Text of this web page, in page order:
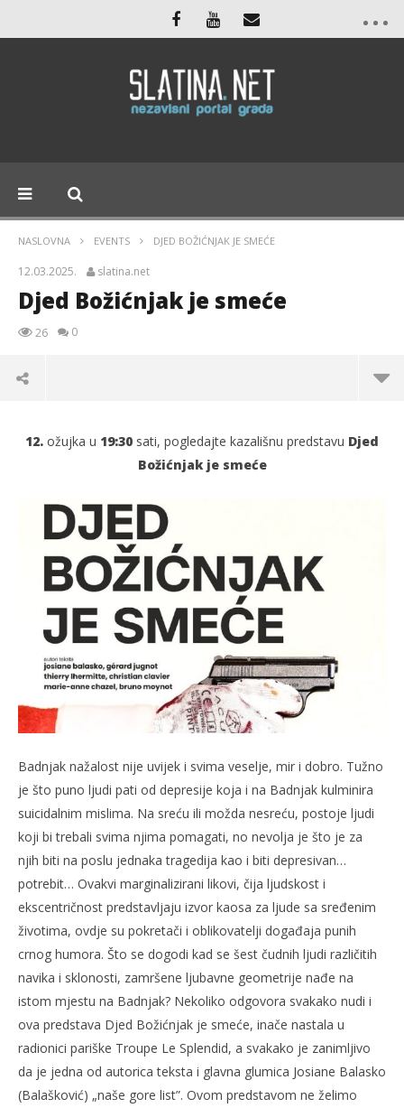
NASLOVNA EVENTS DJED BOŽIĆNJAK JE SMEĆE
12.03.2025. slatina.net
Djed Božićnjak je smeće
26 0
TRENUTNO OTVORENO
Djed Božićnjak je smeće
12.03.2025.
slatina.net
12. ožujka u 19:30 sati, pogledajte kazališnu predstavu Djed
Božićnjak je smeće
Badnjak nažalost nije uvijek i svima veselje, mir i dobro. Tužno
je što puno ljudi pati od depresije koja i na Badnjak kulminira
suicidalnim mislima. Na sreću ili možda nesreću, postoje ljudi
koji bi trebali svima njima pomagati, no nevolja je što je za
njih biti na poslu jednaka tragedija kao i biti depresivan…
potrebit… Ovakvi marginalizirani likovi, čija ljudskost i
ekscentričnost predstavljaju izvor kaosa za ljude sa sređenim
životima, ovdje su pokretači i oblikovatelji događaja punih
crnog humora. Što se dogodi kad se šest čudnih ljudi različitih
navika i sklonosti, zamršene ljubavne geometrije nađe na
istom mjestu na Badnjak? Nekoliko odgovora svakako nudi i
ova predstava Djed Božićnjak je smeće, inače nastala u
radionici pariške Troupe Le Splendid, a svakako je zanimljivo
da je jedna od autorica teksta i glavna glumica Josiane Balasko
(Balašković) „naše gore list”. Ovom predstavom ne želimo